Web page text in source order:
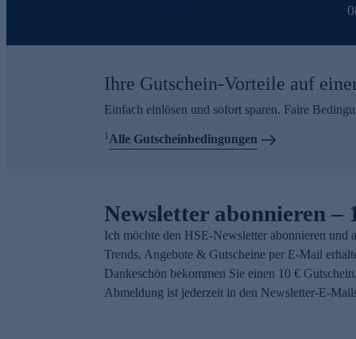
Ihre Gutschein-Vorteile auf
Einfach einlösen und sofort sparen. Faire
1Alle Gutscheinbedingungen
Newsletter abonnieren –
Ich möchte den HSE-Newsletter abonnieren und
Trends, Angebote & Gutscheine per E-Mail
Dankeschön bekommen Sie einen 10 €
Abmeldung ist jederzeit in den Newsletter-E-